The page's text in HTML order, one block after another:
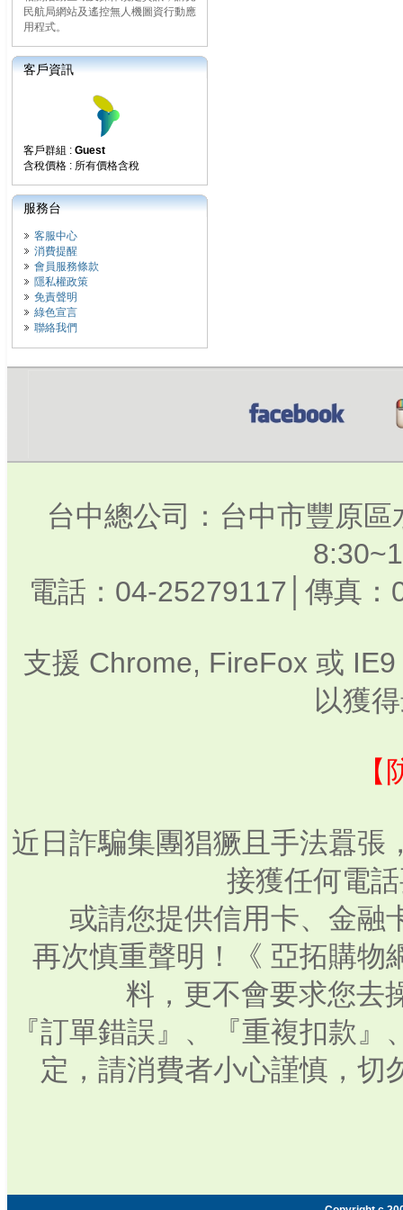
民航局網站及遙控無人機圖資行動應
用程式。
客戶資訊
客戶群組 : Guest
含稅價格 : 所有價格含稅
服務台
客服中心
消費提醒
會員服務條款
隱私權政策
免責聲明
綠色宣言
聯絡我們
台中總公司：台中市豐原
電話：04-25279117│傳真
支援 Chrome, FireFox 或
以獲
近日詐騙集團猖獗且手法囂張
接獲任何電
或請您提供信用卡、金融
再次慎重聲明！《 亞拓購物
料，更不會要求您去
『訂單錯誤』、『重複扣款
定，請消費者小心謹慎，切